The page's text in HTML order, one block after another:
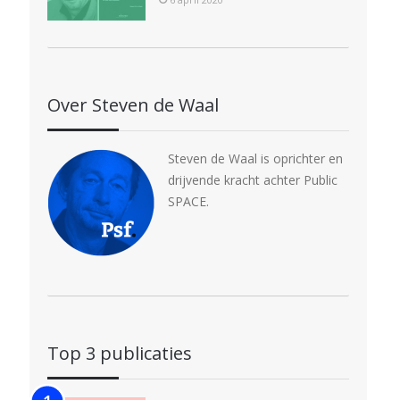
Over Steven de Waal
Steven de Waal is oprichter en
drijvende kracht achter Public
SPACE.
Top 3 publicaties